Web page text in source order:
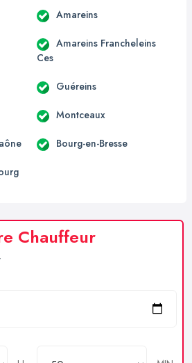
Amareins
Amareins Francheleins
Ces
Guéreins
Montceaux
Bourg-en-Bresse
Chauffeur